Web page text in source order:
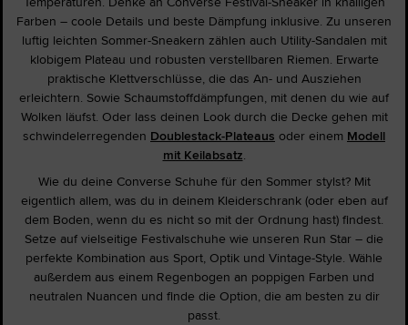
Farben – coole Details und beste Dämpfung inklusive. Zu unseren
luftig leichten Sommer-Sneakern zählen auch Utility-Sandalen mit
klobigem Plateau und robusten verstellbaren Riemen. Erwarte
praktische Klettverschlüsse, die das An- und Ausziehen
erleichtern. Sowie Schaumstoffdämpfungen, mit denen du wie auf
Wolken läufst. Oder lass deinen Look durch die Decke gehen mit
schwindelerregenden Doublestack-Plateaus oder einem Modell
mit Keilabsatz.
Wie du deine Converse Schuhe für den Sommer stylst? Mit
eigentlich allem, was du in deinem Kleiderschrank (oder eben auf
dem Boden, wenn du es nicht so mit der Ordnung hast) findest.
Setze auf vielseitige Festivalschuhe wie unseren Run Star – die
perfekte Kombination aus Sport, Optik und Vintage-Style. Wähle
außerdem aus einem Regenbogen an poppigen Farben und
neutralen Nuancen und finde die Option, die am besten zu dir
passt.